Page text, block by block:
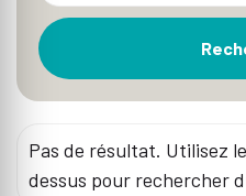
Pas de résultat. Utilisez
dessus pour rechercher